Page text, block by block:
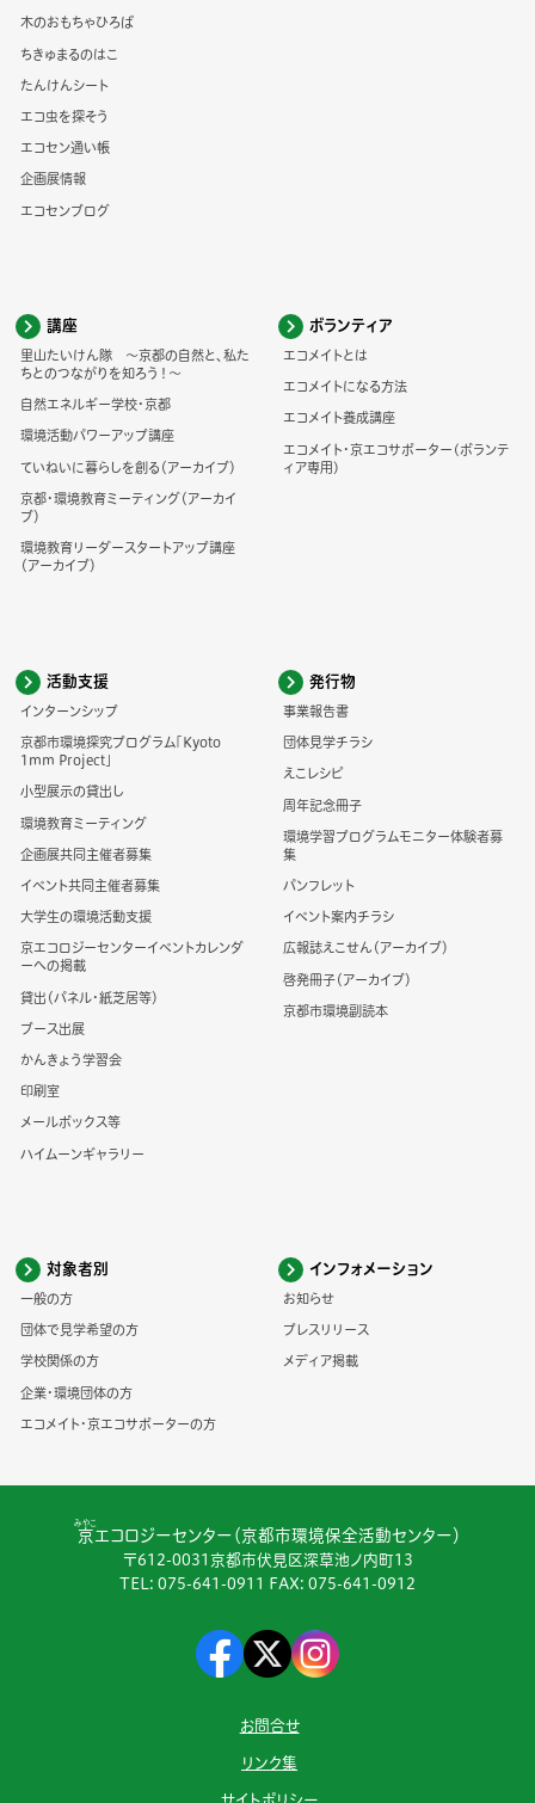
木のおもちゃひろば
ちきゅまるのはこ
たんけんシート
エコ虫を探そう
エコセン通い帳
企画展情報
エコセンブログ
講座
里山たいけん隊 ～京都の自然と、私た
ちとのつながりを知ろう！～
自然エネルギー学校・京都
環境活動パワーアップ講座
ていねいに暮らしを創る（アーカイブ）
京都・環境教育ミーティング（アーカイ
ブ）
環境教育リーダースタートアップ講座
（アーカイブ）
ボランティア
エコメイトとは
エコメイトになる方法
エコメイト養成講座
エコメイト・京エコサポーター(ボランテ
ィア専用)
活動支援
インターンシップ
京都市環境探究プログラム「Kyoto
1mm Project」
小型展示の貸出し
環境教育ミーティング
企画展共同主催者募集
イベント共同主催者募集
大学生の環境活動支援
京エコロジーセンターイベントカレンダ
ーへの掲載
貸出（パネル・紙芝居等）
ブース出展
かんきょう学習会
印刷室
メールボックス等
ハイムーンギャラリー
発行物
事業報告書
団体見学チラシ
えこレシピ
周年記念冊子
環境学習プログラムモニター体験者募
集
パンフレット
イベント案内チラシ
広報誌えこせん（アーカイブ）
啓発冊子（アーカイブ）
京都市環境副読本
対象者別
一般の方
団体で見学希望の方
学校関係の方
企業・環境団体の方
エコメイト・京エコサポーターの方
インフォメーション
お知らせ
プレスリリース
メディア掲載
京
みやこ
エコロジーセンター（京都市環境保全活動センター）
〒612-0031京都市伏見区深草池ノ内町13
TEL: 075-641-0911 FAX: 075-641-0912
お問合せ
リンク集